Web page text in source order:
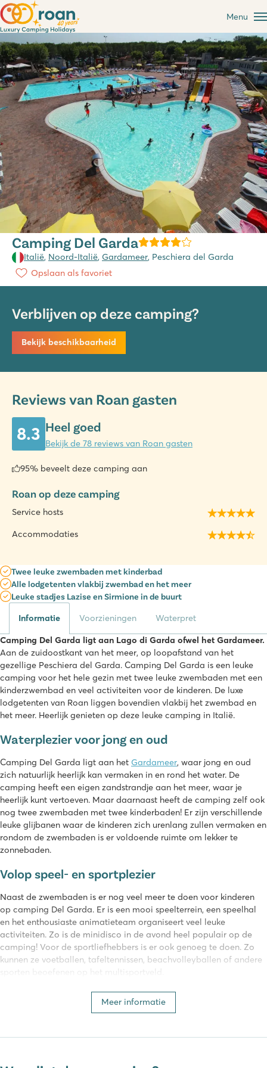
Menu
Camping Del Garda
Italië, Noord-Italië, Gardameer, Peschiera del Garda
Opslaan als favoriet
Verblijven op deze camping?
Bekijk beschikbaarheid
Reviews van Roan gasten
8.3 Heel goed
Bekijk de 78 reviews van Roan gasten
95% beveelt deze camping aan
Roan op deze camping
Service hosts
Accommodaties
Twee leuke zwembaden met kinderbad
Alle lodgetenten vlakbij zwembad en het meer
Leuke stadjes Lazise en Sirmione in de buurt
Informatie Voorzieningen Waterpret
Camping Del Garda ligt aan Lago di Garda ofwel het Gardameer.
Aan de zuidoostkant van het meer, op loopafstand van het
gezellige Peschiera del Garda. Camping Del Garda is een leuke
camping voor het hele gezin met twee leuke zwembaden met een
kinderzwembad en veel activiteiten voor de kinderen. De luxe
lodgetenten van Roan liggen bovendien vlakbij het zwembad en
het meer. Heerlijk genieten op deze leuke camping in Italië.
Waterplezier voor jong en oud
Camping Del Garda ligt aan het Gardameer, waar jong en oud
zich natuurlijk heerlijk kan vermaken in en rond het water. De
camping heeft een eigen zandstrandje aan het meer, waar je
heerlijk kunt vertoeven. Maar daarnaast heeft de camping zelf ook
nog twee zwembaden met twee kinderbaden! Er zijn verschillende
leuke glijbanen waar de kinderen zich urenlang zullen vermaken en
rondom de zwembaden is er voldoende ruimte om lekker te
zonnebaden.
Volop speel- en sportplezier
Naast de zwembaden is er nog veel meer te doen voor kinderen
op camping Del Garda. Er is een mooi speelterrein, een speelhal
en het enthousiaste animatieteam organiseert veel leuke
activiteiten. Zo is de minidisco in de avond heel populair op de
camping! Voor de sportliefhebbers is er ook genoeg te doen. Zo
kunnen ze voetballen, tafeltennissen, beachvolleyballen of andere
sporten beoefenen op het multisportveld.
De benodigde voorzieningen
Meer informatie